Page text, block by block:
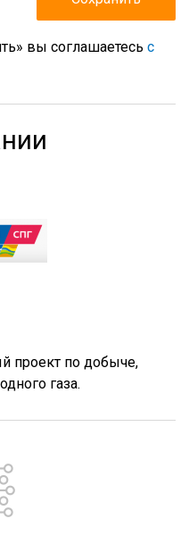
вы соглашаетесь с
проект по добыче,
газа.